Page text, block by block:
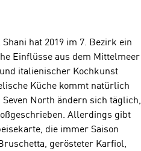
hat 2019 im 7. Bezirk ein
Einflüsse aus dem Mittelmeer
italienischer Kochkunst
Küche kommt natürlich
North ändern sich täglich,
Allerdings gibt
die immer Saison
gerösteter Karfiol,